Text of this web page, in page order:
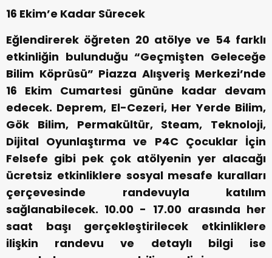
16 Ekim’e Kadar Sürecek
Eğlendirerek öğreten 20 atölye ve 54 farklı
etkinliğin bulunduğu “Geçmişten Geleceğe
Bilim Köprüsü” Piazza Alışveriş Merkezi’nde
16 Ekim Cumartesi gününe kadar devam
edecek. Deprem, El-Cezeri, Her Yerde Bilim,
Gök Bilim, Permakültür, Steam, Teknoloji,
Dijital Oyunlaştırma ve P4C Çocuklar İçin
Felsefe gibi pek çok atölyenin yer alacağı
ücretsiz etkinliklere sosyal mesafe kuralları
çerçevesinde randevuyla katılım
sağlanabilecek. 10.00 - 17.00 arasında her
saat başı gerçekleştirilecek etkinliklere
ilişkin randevu ve detaylı bilgi ise